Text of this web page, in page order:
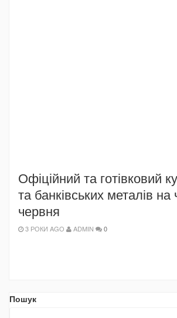
Офіційний та готівковий
та банківських металів
червня
3 РОКИ AGO ADMIN 0
Пошук